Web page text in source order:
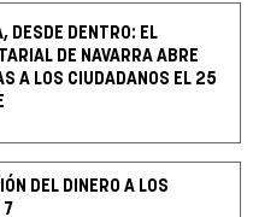
DESDE DENTRO: EL
DE NAVARRA ABRE
A LOS CIUDADANOS EL 25
DEL DINERO A LOS
7